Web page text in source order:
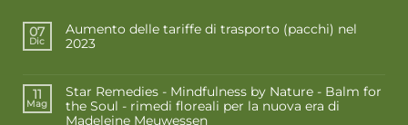
07
Dic
Aumento delle tariffe di trasporto (pacchi) nel
2023
11
Mag
Star Remedies - Mindfulness by Nature - Balm for
the Soul - rimedi floreali per la nuova era di
Madeleine Meuwessen